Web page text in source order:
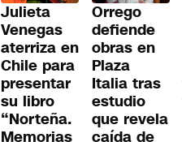
Julieta
Venegas
aterriza en
Chile para
presentar
su libro
“Norteña.
Memorias
Orrego
defiende
obras en
Plaza
Italia tras
estudio
que revela
caída de